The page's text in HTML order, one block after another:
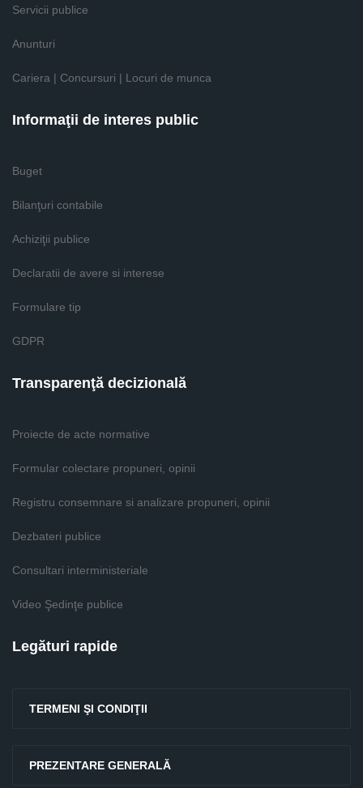
Servicii publice
Anunturi
Cariera | Concursuri | Locuri de munca
Informaţii de interes public
Buget
Bilanţuri contabile
Achiziţii publice
Declaratii de avere si interese
Formulare tip
GDPR
Transparenţă decizională
Proiecte de acte normative
Formular colectare propuneri, opinii
Registru consemnare si analizare propuneri, opinii
Dezbateri publice
Consultari interministeriale
Video Şedinţe publice
Legături rapide
TERMENI ŞI CONDIŢII
PREZENTARE GENERALĂ